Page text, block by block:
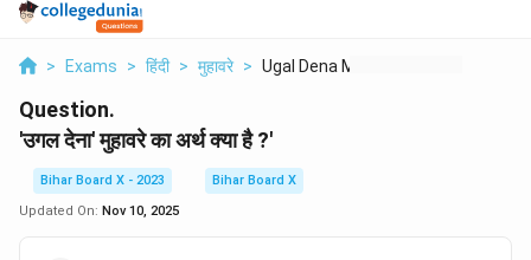
> Exams > हिंदी > मुहावरे > Ugal Dena Muhavare K...
Question.
'उगल देना' मुहावरे का अर्थ क्या है ?'
Bihar Board X - 2023
Bihar Board X
Updated On: Nov 10, 2025